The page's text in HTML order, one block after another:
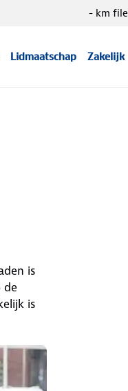
Lidmaatschap Zakelijk
- km file
is
de
is